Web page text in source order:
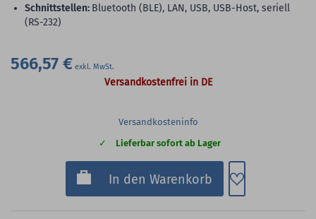
Schnittstellen: Bluetooth (BLE), LAN, USB, USB-Host, seriell
(RS-232)
566,57 €
Versandkostenfrei in DE
Versandkosteninfo
Lieferbar sofort ab Lager
In den Warenkorb Zum